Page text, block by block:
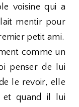
voisine qui a
mentir pour
petit ami.
comme un
penser de lui
le revoir, elle
et quand il lui